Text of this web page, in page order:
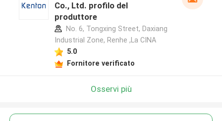
Co., Ltd. profilo del
produttore
No. 6, Tongxing Street, Daxiang
Industrial Zone, Renhe ,La CINA
5.0
Fornitore verificato
Osservi più